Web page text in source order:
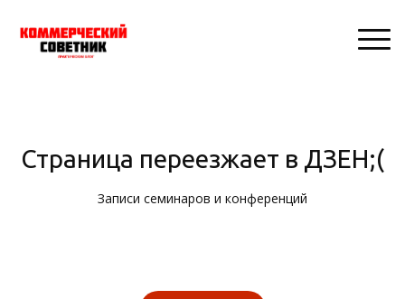
Страница переезжает в ДЗЕН;(
Записи семинаров и конференций